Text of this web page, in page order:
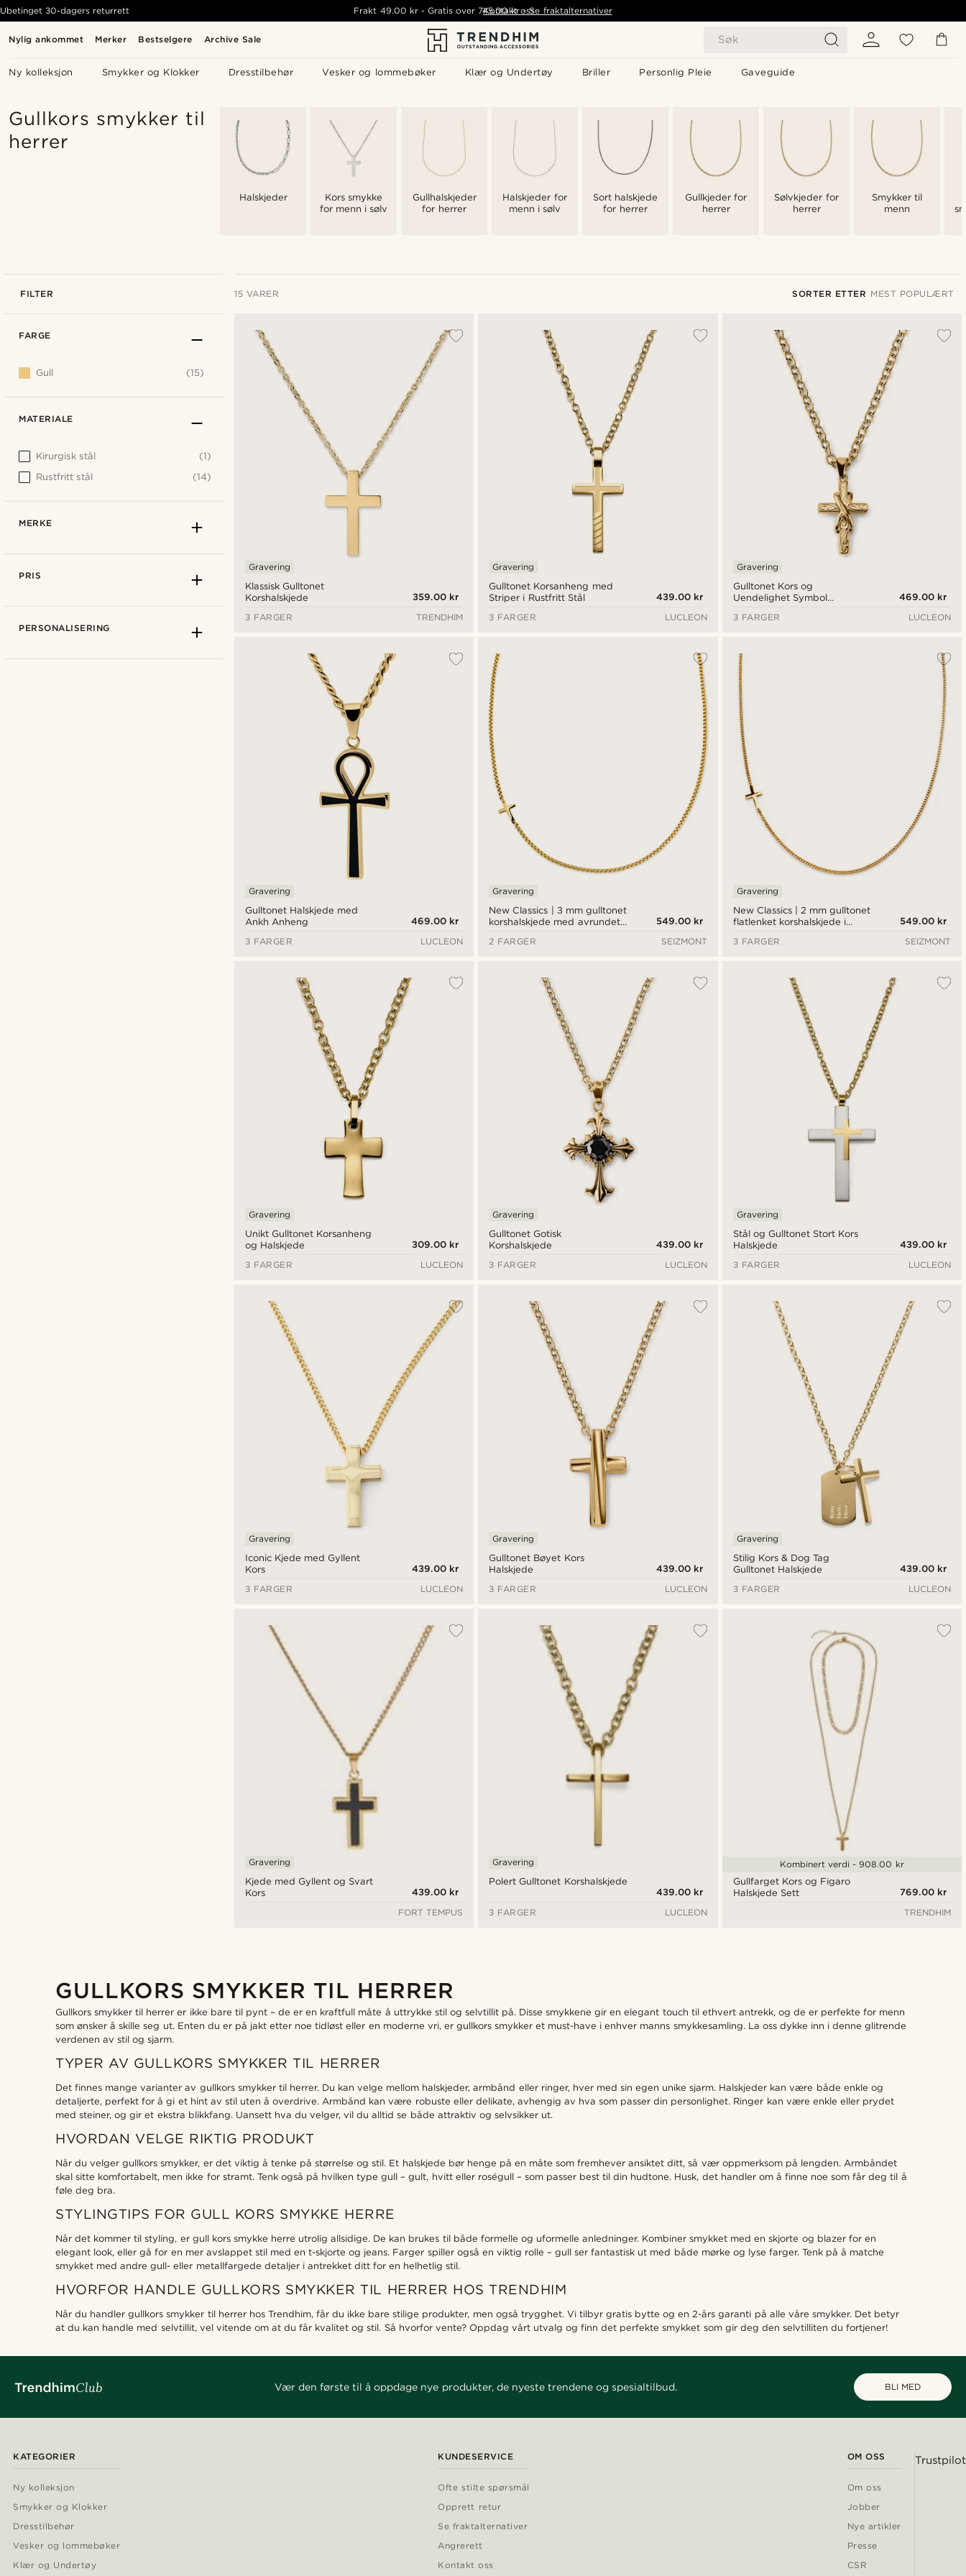
Nylig ankommet Merker Bestselgere Archive Sale Søk
Ny kolleksjon Smykker og Klokker Dresstilbehør Vesker og lommebøker Klær og Undertøy Briller Personlig Pleie Gaveguide
Ubetinget 30-dagers returrett Frakt 49.00 kr- Gratis over 745.00 kr - Se fraktalternativer
Kontakt oss
Gullkors smykker til
herrer
Halskjeder
Kors smykke
for menn i sølv
Gullhalskjeder
for herrer
Halskjeder for
menn i sølv
Sort halskjede
for herrer
Gullkjeder for
herrer
Sølvkjeder for
herrer
Smykker til
menn
FILTER 15 VARER SORTER ETTER MEST POPULÆRT
Høyeste pris
Klassisk Gulltonet
Korshalskjede
Gravering
359.00 kr
3 FARGER
TRENDHIM
Gulltonet Korsanheng med
Striper i Rustfritt Stål
Gravering
439.00 kr
3 FARGER
LUCLEON
Gulltonet Kors og
Uendelighet Symbol
Gravering
469.00 kr
3 FARGER
LUCLEON
Gulltonet Halskjede med
Ankh Anheng
Gravering
469.00 kr
3 FARGER
LUCLEON
New Classics | 3 mm gulltonet
korshalskjede med avrundet
Gravering
549.00 kr
2 FARGER
SEIZMONT
New Classics | 2 mm gulltonet
flatlenket korshalskjede i
Gravering
549.00 kr
3 FARGER
SEIZMONT
Unikt Gulltonet Korsanheng
og Halskjede
Gravering
309.00 kr
3 FARGER
LUCLEON
Gulltonet Gotisk
Korshalskjede
Gravering
439.00 kr
3 FARGER
LUCLEON
Stål og Gulltonet Stort Kors
Halskjede
Gravering
439.00 kr
3 FARGER
LUCLEON
Iconic Kjede med Gyllent
Kors
Gravering
439.00 kr
3 FARGER
LUCLEON
Gulltonet Bøyet Kors
Halskjede
Gravering
439.00 kr
3 FARGER
LUCLEON
Stilig Kors & Dog Tag
Gulltonet Halskjede
Gravering
439.00 kr
3 FARGER
LUCLEON
Kjede med Gyllent og Svart
Kors
Gravering
439.00 kr
FORT TEMPUS
Polert Gulltonet Korshalskjede
Gravering
439.00 kr
3 FARGER
LUCLEON
Gullfarget Kors og Figaro
Halskjede Sett
769.00 kr
Kombinert verdi - 908.00 kr
TRENDHIM
FARGE
Gull (15)
MATERIALE
Kirurgisk stål
(1)
Rustfritt stål
(14)
MERKE
PRIS
PERSONALISERING
GULLKORS SMYKKER TIL HERRER
Gullkors smykker til herrer er ikke bare til pynt – de er en kraftfull måte å uttrykke stil og selvtillit på. Disse smykkene gir en elegant touch til ethvert antrekk, og de er perfekte for menn
som ønsker å skille seg ut. Enten du er på jakt etter noe tidløst eller en moderne vri, er gullkors smykker et must-have i enhver manns smykkesamling. La oss dykke inn i denne glitrende
verdenen av stil og sjarm.
TYPER AV GULLKORS SMYKKER TIL HERRER
Det finnes mange varianter av gullkors smykker til herrer. Du kan velge mellom halskjeder, armbånd eller ringer, hver med sin egen unike sjarm. Halskjeder kan være både enkle og
detaljerte, perfekt for å gi et hint av stil uten å overdrive. Armbånd kan være robuste eller delikate, avhengig av hva som passer din personlighet. Ringer kan være enkle eller prydet
med steiner, og gir et ekstra blikkfang. Uansett hva du velger, vil du alltid se både attraktiv og selvsikker ut.
HVORDAN VELGE RIKTIG PRODUKT
Når du velger gullkors smykker, er det viktig å tenke på størrelse og stil. Et halskjede bør henge på en måte som fremhever ansiktet ditt, så vær oppmerksom på lengden. Armbåndet
skal sitte komfortabelt, men ikke for stramt. Tenk også på hvilken type gull – gult, hvitt eller roségull – som passer best til din hudtone. Husk, det handler om å finne noe som får deg til å
føle deg bra.
STYLINGTIPS FOR GULL KORS SMYKKE HERRE
Når det kommer til styling, er gull kors smykke herre utrolig allsidige. De kan brukes til både formelle og uformelle anledninger. Kombiner smykket med en skjorte og blazer for en
elegant look, eller gå for en mer avslappet stil med en t-skjorte og jeans. Farger spiller også en viktig rolle – gull ser fantastisk ut med både mørke og lyse farger. Tenk på å matche
smykket med andre gull- eller metallfargede detaljer i antrekket ditt for en helhetlig stil.
HVORFOR HANDLE GULLKORS SMYKKER TIL HERRER HOS TRENDHIM
Når du handler gullkors smykker til herrer hos Trendhim, får du ikke bare stilige produkter, men også trygghet. Vi tilbyr gratis bytte og en 2-års garanti på alle våre smykker. Det betyr
at du kan handle med selvtillit, vel vitende om at du får kvalitet og stil. Så hvorfor vente? Oppdag vårt utvalg og finn det perfekte smykket som gir deg den selvtilliten du fortjener!
Vær den første til å oppdage nye produkter, de nyeste trendene og spesialtilbud. BLI MED
KATEGORIER
Ny kolleksjon
Smykker og Klokker
Dresstilbehør
Vesker og lommebøker
Klær og Undertøy
KUNDESERVICE
Ofte stilte spørsmål
Opprett retur
Se fraktalternativer
Angrerett
Kontakt oss
OM OSS
Om oss
Jobber
Nye artikler
Presse
CSR
Trustpilot